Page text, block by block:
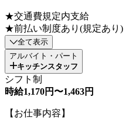
★交通費規定内支給
★前払い制度あり(規定あり)
全て表示
アルバイト・パート
キッチンスタッフ
シフト制
時給1,170円〜1,463円
【お仕事内容】